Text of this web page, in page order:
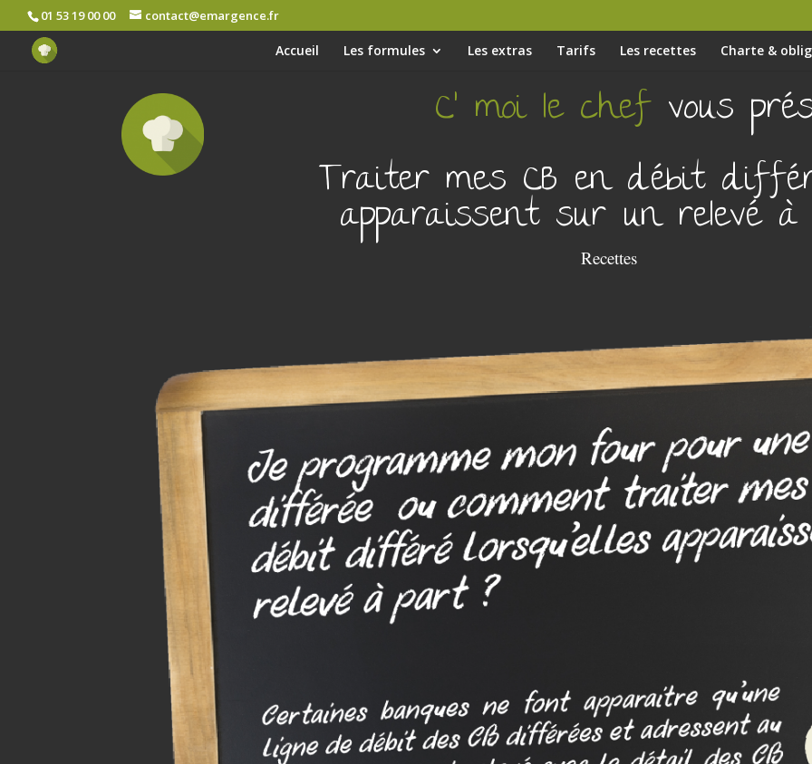
01 53 19 00 00 contact@emargence.fr
Accueil Les formules Les extras Tarifs Les recettes Charte &
C’ moi le chef vous
Traiter mes CB en débit
apparaissent sur un relevé
Recettes